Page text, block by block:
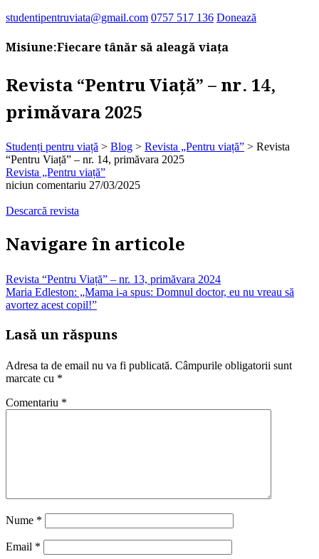
studentipentruviata@gmail.com 0757 517 136 Donează
Misiune:Fiecare tânăr să aleagă viața
Revista “Pentru Viață” – nr. 14,
primăvara 2025
Studenți pentru viață > Blog > Revista „Pentru viață” > Revista
“Pentru Viață” – nr. 14, primăvara 2025
Revista „Pentru viață”
niciun comentariu 27/03/2025
Descarcă revista
Navigare în articole
Revista “Pentru Viață” – nr. 13, primăvara 2024
Maria Edleston: „Mama i-a spus: Domnul doctor, eu nu vreau să
avortez acest copil!”
Lasă un răspuns
Adresa ta de email nu va fi publicată. Câmpurile obligatorii sunt
marcate cu *
Comentariu *
Nume *
Email *